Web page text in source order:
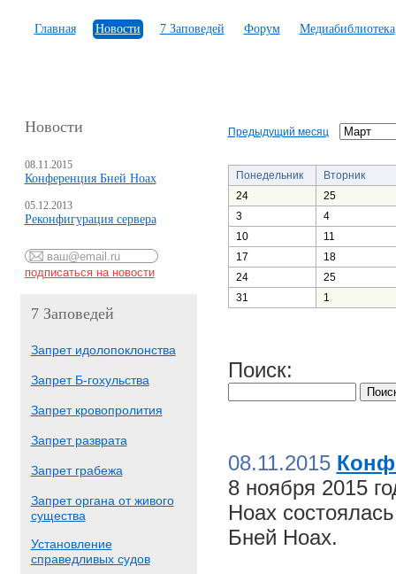
Главная Новости 7 Заповедей Форум Медиабиблиотека
Новости
08.11.2015
Конференция Бней Ноах
05.12.2013
Реконфигурация сервера
7 Заповедей
Запрет идолопоклонства
Запрет Б-гохульства
Запрет кровопролития
Запрет разврата
Запрет грабежа
Запрет органа от живого
существа
Установление
справедливых судов
Предыдущий месяц
Понедельник
Вторник
24
25
3
4
10
11
17
18
24
25
31
1
Поиск:
08.11.2015
8 ноября 2015
Ноах
Бней Ноах.